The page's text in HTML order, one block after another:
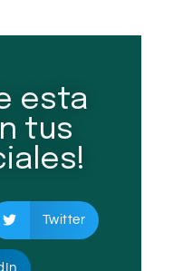
esta
tus
Twitter